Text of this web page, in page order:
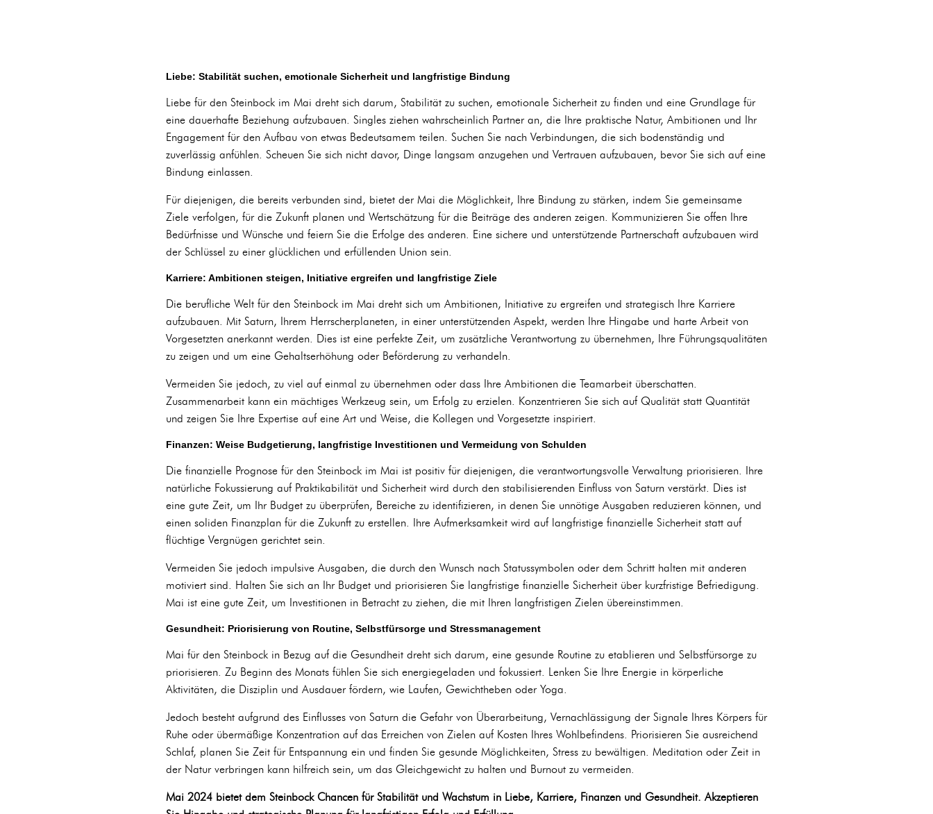
Liebe: Stabilität suchen, emotionale Sicherheit und langfristige Bindung
Liebe für den Steinbock im Mai dreht sich darum, Stabilität zu suchen, emotionale Sicherheit zu finden und eine Grundlage für
eine dauerhafte Beziehung aufzubauen. Singles ziehen wahrscheinlich Partner an, die Ihre praktische Natur, Ambitionen und Ihr
Engagement für den Aufbau von etwas Bedeutsamem teilen. Suchen Sie nach Verbindungen, die sich bodenständig und
zuverlässig anfühlen. Scheuen Sie sich nicht davor, Dinge langsam anzugehen und Vertrauen aufzubauen, bevor Sie sich auf eine
Bindung einlassen.
Für diejenigen, die bereits verbunden sind, bietet der Mai die Möglichkeit, Ihre Bindung zu stärken, indem Sie gemeinsame
Ziele verfolgen, für die Zukunft planen und Wertschätzung für die Beiträge des anderen zeigen. Kommunizieren Sie offen Ihre
Bedürfnisse und Wünsche und feiern Sie die Erfolge des anderen. Eine sichere und unterstützende Partnerschaft aufzubauen wird
der Schlüssel zu einer glücklichen und erfüllenden Union sein.
Karriere: Ambitionen steigen, Initiative ergreifen und langfristige Ziele
Die berufliche Welt für den Steinbock im Mai dreht sich um Ambitionen, Initiative zu ergreifen und strategisch Ihre Karriere
aufzubauen. Mit Saturn, Ihrem Herrscherplaneten, in einer unterstützenden Aspekt, werden Ihre Hingabe und harte Arbeit von
Vorgesetzten anerkannt werden. Dies ist eine perfekte Zeit, um zusätzliche Verantwortung zu übernehmen, Ihre Führungsqualitäten
zu zeigen und um eine Gehaltserhöhung oder Beförderung zu verhandeln.
Vermeiden Sie jedoch, zu viel auf einmal zu übernehmen oder dass Ihre Ambitionen die Teamarbeit überschatten.
Zusammenarbeit kann ein mächtiges Werkzeug sein, um Erfolg zu erzielen. Konzentrieren Sie sich auf Qualität statt Quantität
und zeigen Sie Ihre Expertise auf eine Art und Weise, die Kollegen und Vorgesetzte inspiriert.
Finanzen: Weise Budgetierung, langfristige Investitionen und Vermeidung von Schulden
Die finanzielle Prognose für den Steinbock im Mai ist positiv für diejenigen, die verantwortungsvolle Verwaltung priorisieren. Ihre
natürliche Fokussierung auf Praktikabilität und Sicherheit wird durch den stabilisierenden Einfluss von Saturn verstärkt. Dies ist
eine gute Zeit, um Ihr Budget zu überprüfen, Bereiche zu identifizieren, in denen Sie unnötige Ausgaben reduzieren können, und
einen soliden Finanzplan für die Zukunft zu erstellen. Ihre Aufmerksamkeit wird auf langfristige finanzielle Sicherheit statt auf
flüchtige Vergnügen gerichtet sein.
Vermeiden Sie jedoch impulsive Ausgaben, die durch den Wunsch nach Statussymbolen oder dem Schritt halten mit anderen
motiviert sind. Halten Sie sich an Ihr Budget und priorisieren Sie langfristige finanzielle Sicherheit über kurzfristige Befriedigung.
Mai ist eine gute Zeit, um Investitionen in Betracht zu ziehen, die mit Ihren langfristigen Zielen übereinstimmen.
Gesundheit: Priorisierung von Routine, Selbstfürsorge und Stressmanagement
Mai für den Steinbock in Bezug auf die Gesundheit dreht sich darum, eine gesunde Routine zu etablieren und Selbstfürsorge zu
priorisieren. Zu Beginn des Monats fühlen Sie sich energiegeladen und fokussiert. Lenken Sie Ihre Energie in körperliche
Aktivitäten, die Disziplin und Ausdauer fördern, wie Laufen, Gewichtheben oder Yoga.
Jedoch besteht aufgrund des Einflusses von Saturn die Gefahr von Überarbeitung, Vernachlässigung der Signale Ihres Körpers für
Ruhe oder übermäßige Konzentration auf das Erreichen von Zielen auf Kosten Ihres Wohlbefindens. Priorisieren Sie ausreichend
Schlaf, planen Sie Zeit für Entspannung ein und finden Sie gesunde Möglichkeiten, Stress zu bewältigen. Meditation oder Zeit in
der Natur verbringen kann hilfreich sein, um das Gleichgewicht zu halten und Burnout zu vermeiden.
Mai 2024 bietet dem Steinbock Chancen für Stabilität und Wachstum in Liebe, Karriere, Finanzen und Gesundheit. Akzeptieren